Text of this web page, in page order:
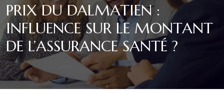
PRIX DU DALMATIEN :
INFLUENCE SUR LE MONTANT
DE L’ASSURANCE SANTÉ ?